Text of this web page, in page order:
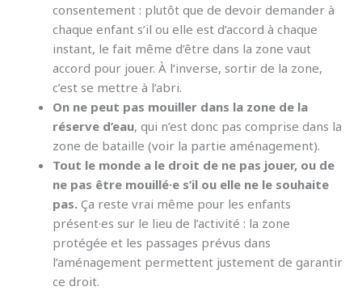
consentement : plutôt que de devoir demander à
chaque enfant s’il ou elle est d’accord à chaque
instant, le fait même d’être dans la zone vaut
accord pour jouer. À l’inverse, sortir de la zone,
c’est se mettre à l’abri.
On ne peut pas mouiller dans la zone de la
réserve d’eau, qui n’est donc pas comprise dans la
zone de bataille (voir la partie aménagement).
Tout le monde a le droit de ne pas jouer, ou de
ne pas être mouillé·e s’il ou elle ne le souhaite
pas. Ça reste vrai même pour les enfants
présent·es sur le lieu de l’activité : la zone
protégée et les passages prévus dans
l’aménagement permettent justement de garantir
ce droit.